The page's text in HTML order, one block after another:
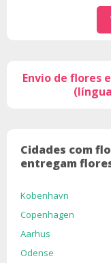
Envio de flores
Cidades com
entregam
Kobenhavn
Copenhagen
Aarhus
Odense